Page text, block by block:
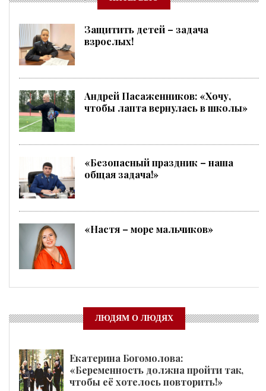
Защитить детей – задача
взрослых!
Андрей Пасаженников: «Хочу,
чтобы лапта вернулась в школы»
«Безопасный праздник – наша
общая задача!»
«Настя – море мальчиков»
ЛЮДЯМ О ЛЮДЯХ
Екатерина Богомолова:
«Беременность должна пройти так,
чтобы её хотелось повторить!»